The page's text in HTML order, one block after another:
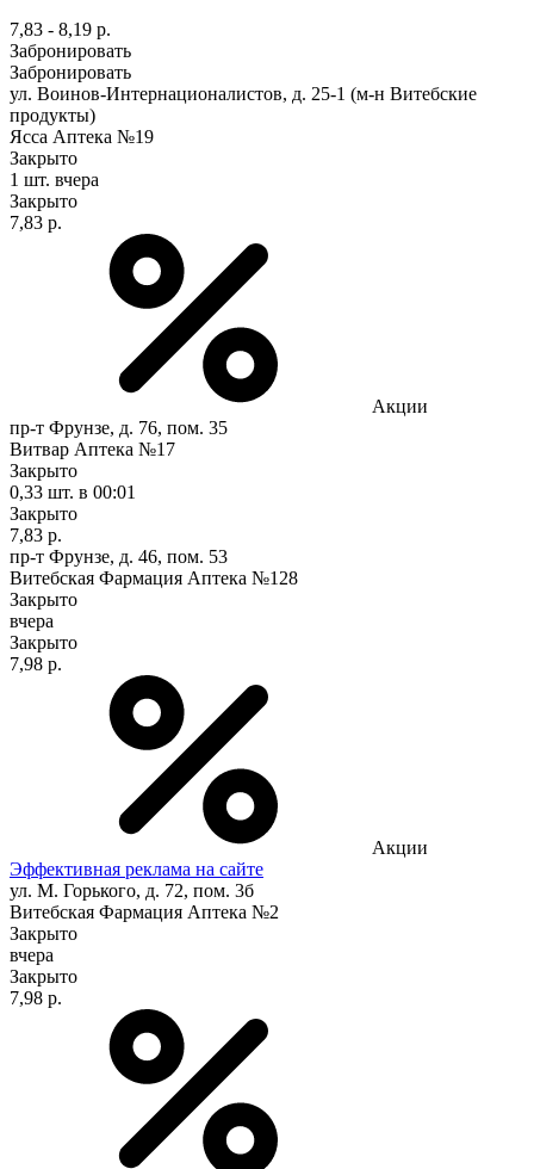
7,83 - 8,19 р.
Забронировать
Забронировать
ул. Воинов-Интернационалистов, д. 25-1 (м-н Витебские
продукты)
Ясса Аптека №19
Закрыто
1 шт. вчера
Закрыто
7,83 р.
Акции
пр-т Фрунзе, д. 76, пом. 35
Витвар Аптека №17
Закрыто
0,33 шт. в 00:01
Закрыто
7,83 р.
пр-т Фрунзе, д. 46, пом. 53
Витебская Фармация Аптека №128
Закрыто
вчера
Закрыто
7,98 р.
Акции
Эффективная реклама на сайте
ул. М. Горького, д. 72, пом. 3б
Витебская Фармация Аптека №2
Закрыто
вчера
Закрыто
7,98 р.